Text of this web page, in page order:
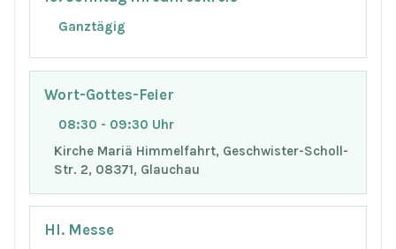
Ganztägig
Wort-Gottes-Feier
08:30 - 09:30 Uhr
Kirche Mariä Himmelfahrt, Geschwister-Scholl-
Str. 2, 08371, Glauchau
Hl. Messe